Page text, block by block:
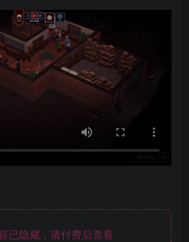
已隐藏，请付费后查看